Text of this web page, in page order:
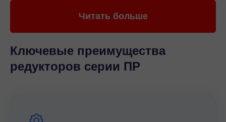
технологий позволяют минимизировать потери
для широкого спектра применений, включая
подъемные механизмы, конвейеры и другие системы,
требующие надежной и эффективной передачи
техническое обслуживание, что делает его выгодным
Читать больше
Ключевые преимущества
редукторов серии ПР